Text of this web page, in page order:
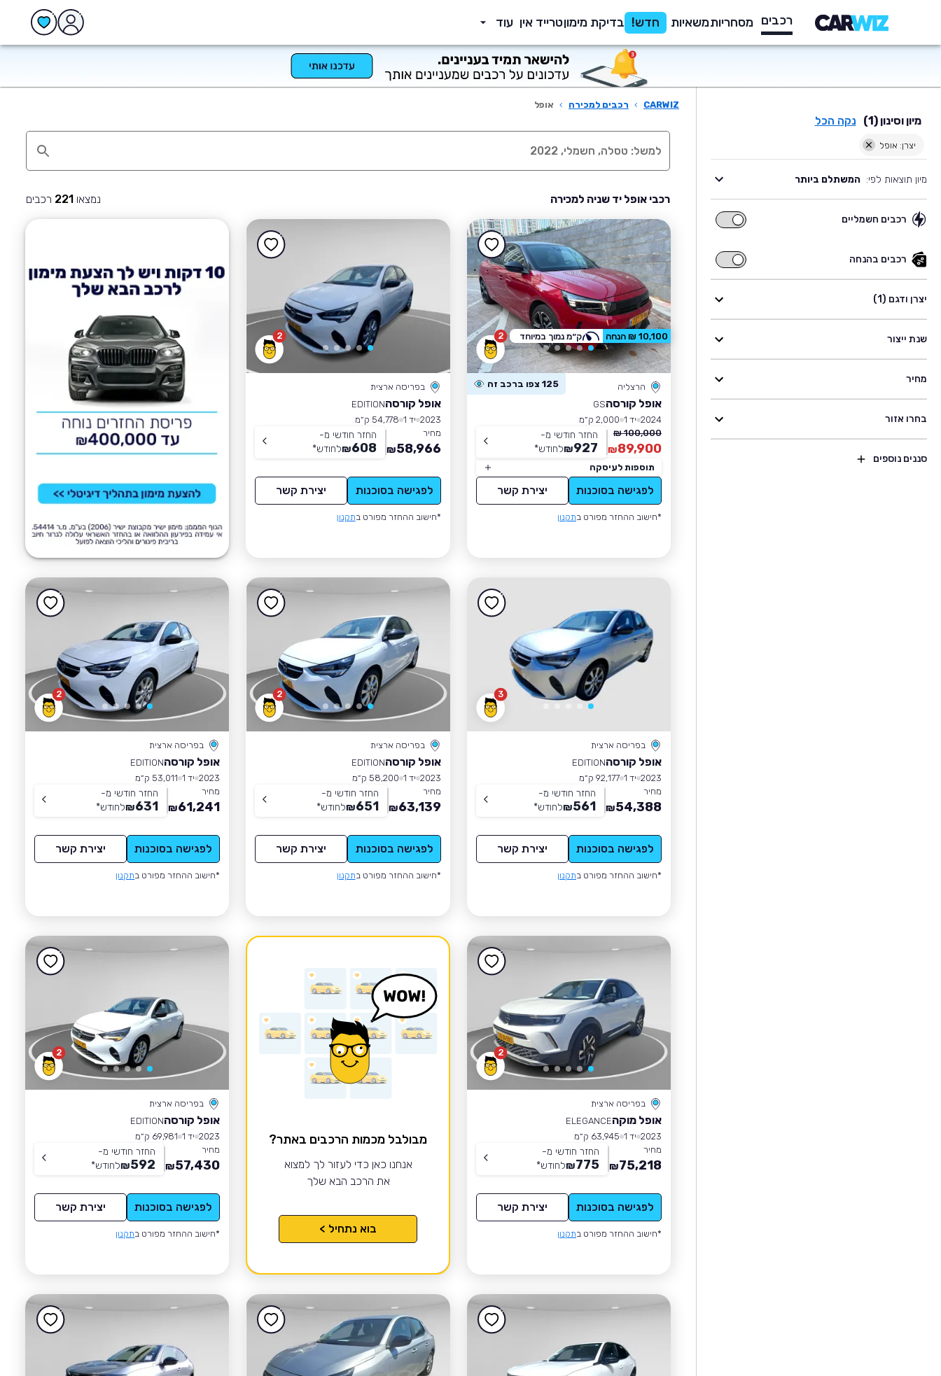
רכבים מסחריותמשאיות חדש! בדיקת מימוןטרייד אין עוד
מיון וסינון (1) נקה הכל
יצרן: אופל
מיון תוצאות לפי: המשתלם ביותר
רכבים חשמליים
רכבים
רכבים בהנחה
רכבים
בהנחה
יצרן ודגם (1)
שנת ייצור
מחיר
בחרו אזור
סננים נוספים
CARWIZ
› רכבים למכירה › אופל
רכבי אופל יד שניה למכירה נמצאו 221 רכבים
2
הרצליה 125 צפו ברכב זה
אופל קורסהGS
2024 יד 1
2,000 ק״מ
100,000 ₪
89,900
₪
החזר חודשי מ-
927
₪לחודש*
תוספות לעיסקה
לפגישה בסוכנות יצירת קשר
*חישוב ההחזר מפורט בתקנון
10,100 ₪ הנחה ק״מ נמוך במיוחד 2
בפריסה ארצית
אופל קורסהEDITION
2023 יד 1
54,778 ק״מ
מחיר
58,966
₪
החזר חודשי מ-
608
₪לחודש*
לפגישה בסוכנות יצירת קשר
*חישוב ההחזר מפורט בתקנון
3
בפריסה ארצית
אופל קורסהEDITION
2023 יד 1
92,177 ק״מ
מחיר
54,388
₪
החזר חודשי מ-
561
₪לחודש*
לפגישה בסוכנות יצירת קשר
*חישוב ההחזר מפורט בתקנון
2
בפריסה ארצית
אופל קורסהEDITION
2023 יד 1
58,200 ק״מ
מחיר
63,139
₪
החזר חודשי מ-
651
₪לחודש*
לפגישה בסוכנות יצירת קשר
*חישוב ההחזר מפורט בתקנון
2
בפריסה ארצית
אופל קורסהEDITION
2023 יד 1
53,011 ק״מ
מחיר
61,241
₪
החזר חודשי מ-
631
₪לחודש*
לפגישה בסוכנות יצירת קשר
*חישוב ההחזר מפורט בתקנון
2
בפריסה ארצית
אופל מוקהELEGANCE
2023 יד 1
63,945 ק״מ
מחיר
75,218
₪
החזר חודשי מ-
775
₪לחודש*
לפגישה בסוכנות יצירת קשר
*חישוב ההחזר מפורט בתקנון
מבולבל מכמות הרכבים באתר?
אנחנו כאן כדי לעזור לך למצוא
את הרכב הבא שלך
בוא נתחיל >
2
בפריסה ארצית
אופל קורסהEDITION
2023 יד 1
69,981 ק״מ
מחיר
57,430
₪
החזר חודשי מ-
592
₪לחודש*
לפגישה בסוכנות יצירת קשר
*חישוב ההחזר מפורט בתקנון